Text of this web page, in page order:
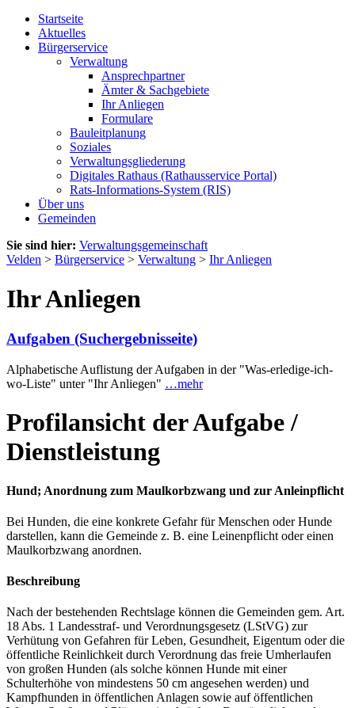
Startseite
Aktuelles
Bürgerservice
Verwaltung
Ansprechpartner
Ämter & Sachgebiete
Ihr Anliegen
Formulare
Bauleitplanung
Soziales
Verwaltungsgliederung
Digitales Rathaus (Rathausservice Portal)
Rats-Informations-System (RIS)
Über uns
Gemeinden
Sie sind hier: Verwaltungsgemeinschaft
Velden > Bürgerservice > Verwaltung > Ihr Anliegen
Ihr Anliegen
Aufgaben (Suchergebnisseite)
Alphabetische Auflistung der Aufgaben in der "Was-erledige-ich-
wo-Liste" unter "Ihr Anliegen" …mehr
Profilansicht der Aufgabe /
Dienstleistung
Hund; Anordnung zum Maulkorbzwang und zur Anleinpflicht
Bei Hunden, die eine konkrete Gefahr für Menschen oder Hunde
darstellen, kann die Gemeinde z. B. eine Leinenpflicht oder einen
Maulkorbzwang anordnen.
Beschreibung
Nach der bestehenden Rechtslage können die Gemeinden gem. Art.
18 Abs. 1 Landesstraf- und Verordnungsgesetz (LStVG) zur
Verhütung von Gefahren für Leben, Gesundheit, Eigentum oder die
öffentliche Reinlichkeit durch Verordnung das freie Umherlaufen
von großen Hunden (als solche können Hunde mit einer
Schulterhöhe von mindestens 50 cm angesehen werden) und
Kampfhunden in öffentlichen Anlagen sowie auf öffentlichen